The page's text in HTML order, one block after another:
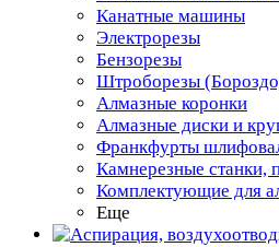
Канатные машины
Электрорезы
Бензорезы
Штроборезы
Алмазные коронки
Алмазные диски и
Франкфурты
Камнерезные станки,
Комплектующие для
Еще